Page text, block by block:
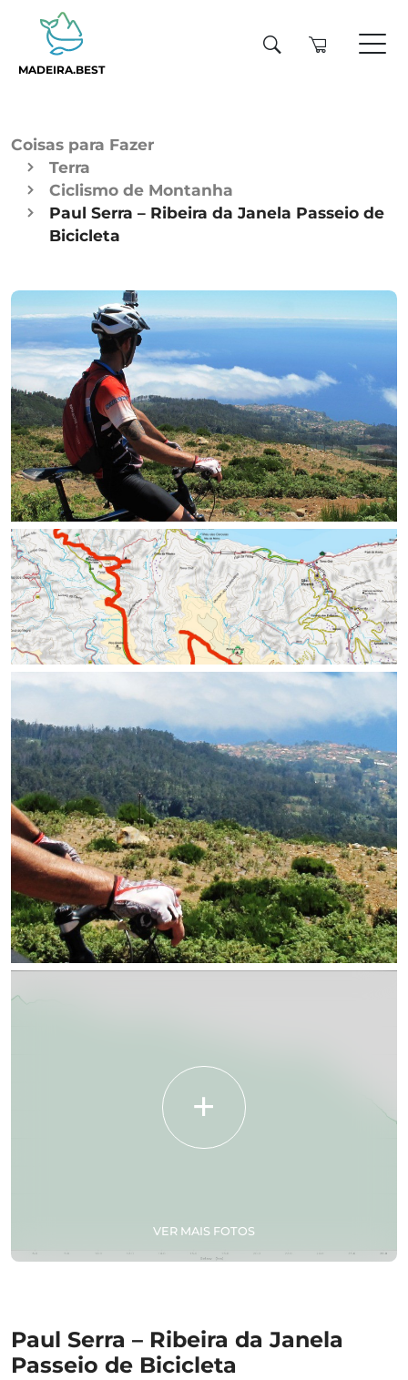
MADEIRA.BEST
Coisas para Fazer
Terra
Ciclismo de Montanha
Paul Serra – Ribeira da Janela Passeio de
Bicicleta
VER MAIS FOTOS
Paul Serra – Ribeira da Janela
Passeio de Bicicleta